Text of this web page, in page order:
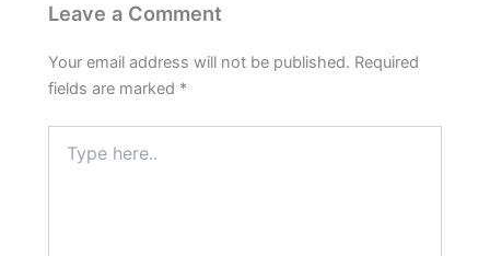
Leave a Comment
Your email address will not be published. Required
fields are marked *
here..